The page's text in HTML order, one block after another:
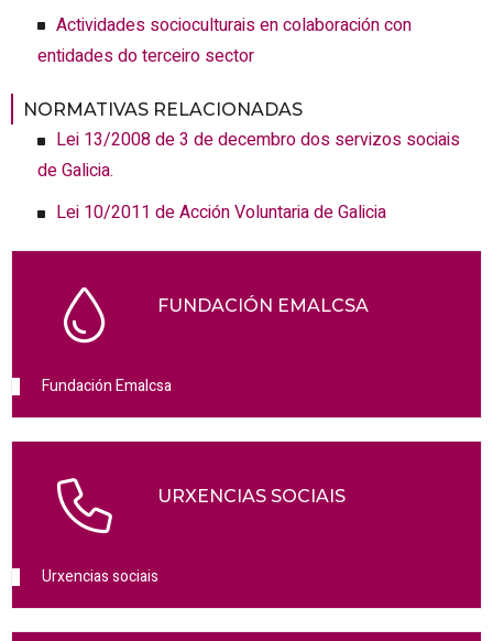
Actividades socioculturais en colaboración con
entidades do terceiro sector
NORMATIVAS RELACIONADAS
Lei 13/2008 de 3 de decembro dos servizos sociais
de Galicia.
Lei 10/2011 de Acción Voluntaria de Galicia
FUNDACIÓN EMALCSA
Fundación Emalcsa
URXENCIAS SOCIAIS
Urxencias sociais